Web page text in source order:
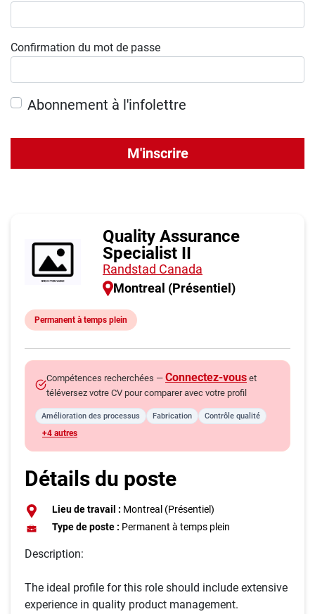
Confirmation du mot de passe
Abonnement à l'infolettre
M'inscrire
Quality Assurance
Specialist II
Randstad Canada
Montreal (Présentiel)
Permanent à temps plein
Compétences recherchées — Connectez-vous et
téléversez votre CV pour comparer avec votre profil
Amélioration des processus Fabrication Contrôle qualité
+4 autres
Détails du poste
Lieu de travail : Montreal (Présentiel)
Type de poste : Permanent à temps plein
Description:
The ideal profile for this role should include extensive
experience in quality product management.